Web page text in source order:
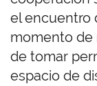
el encuentro
momento de
de tomar
espacio de